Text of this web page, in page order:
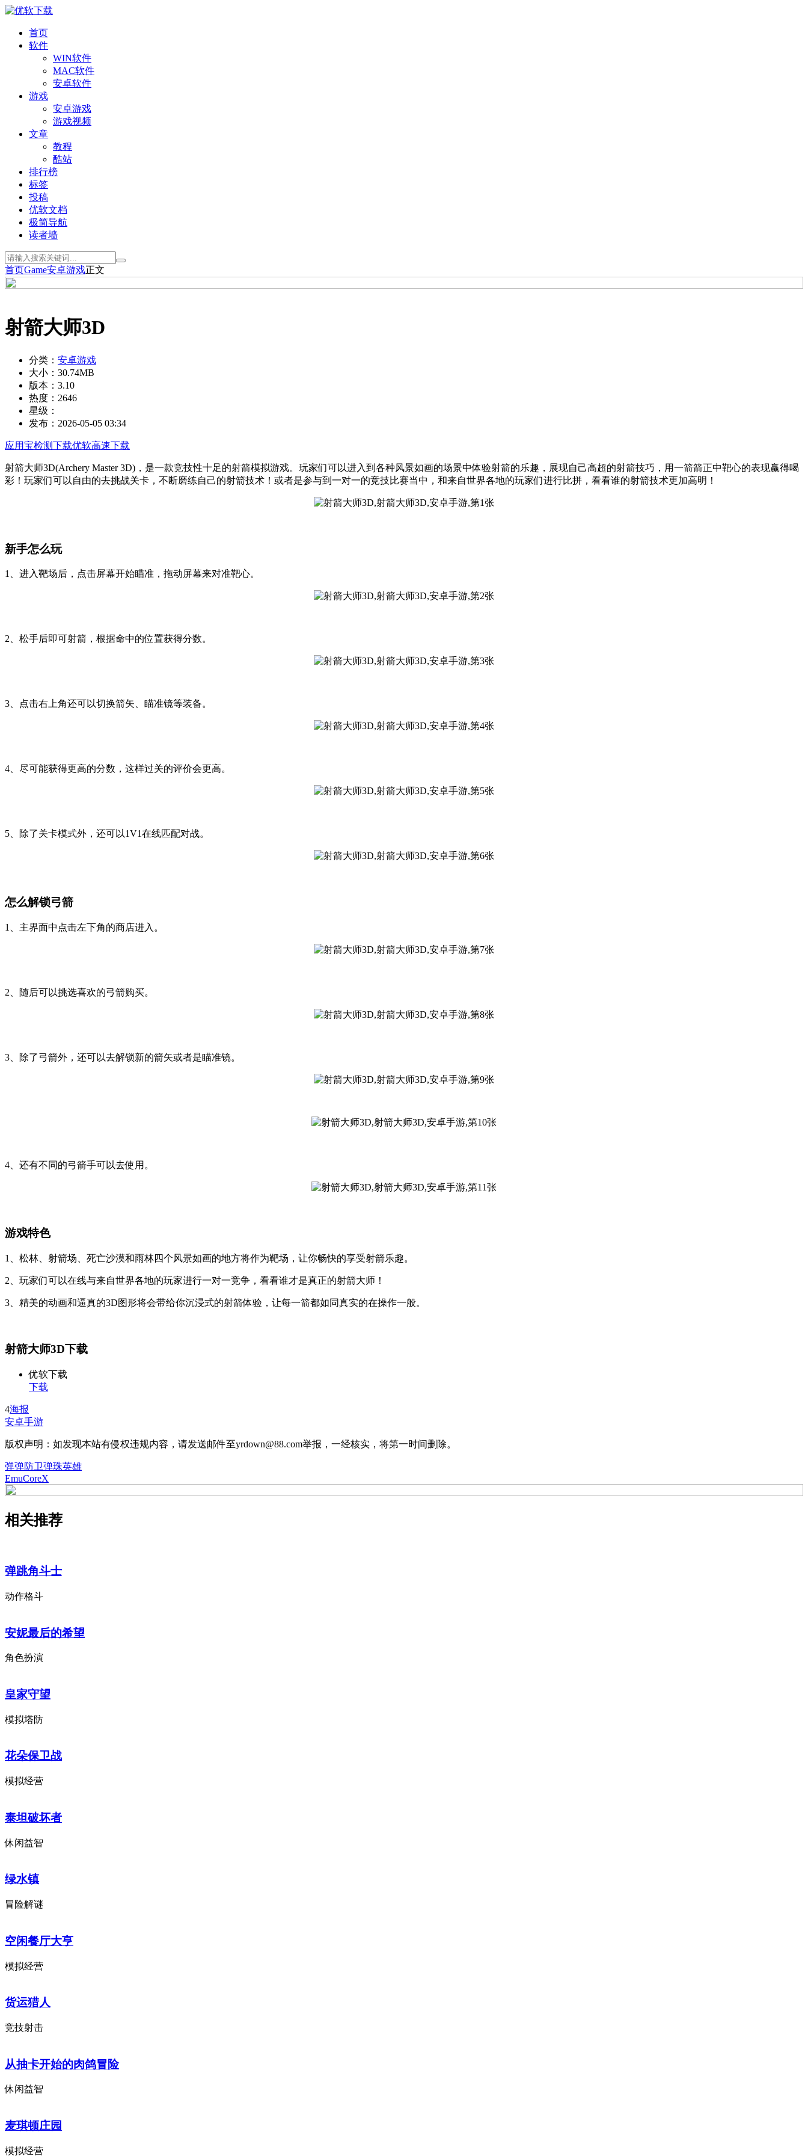
首页
软件
WIN软件
MAC软件
安卓软件
游戏
安卓游戏
游戏视频
文章
教程
酷站
排行榜
标签
投稿
优软文档
极简导航
读者墙
首页Game安卓游戏正文
射箭大师3D
分类： 安卓游戏
大小： 30.74MB
版本： 3.10
热度： 2646
星级：
发布： 2026-05-05 03:34
应用宝检测下载优软高速下载
射箭大师3D(Archery Master 3D)，是一款竞技性十足的射箭模拟游戏。玩家们可以进入到各种风景如画的场景中体验射箭的乐趣，展现自己高超的射箭技巧，用一箭箭正中靶心的表现赢得喝
彩！玩家们可以自由的去挑战关卡，不断磨练自己的射箭技术！或者是参与到一对一的竞技比赛当中，和来自世界各地的玩家们进行比拼，看看谁的射箭技术更加高明！
新手怎么玩
1、进入靶场后，点击屏幕开始瞄准，拖动屏幕来对准靶心。
2、松手后即可射箭，根据命中的位置获得分数。
3、点击右上角还可以切换箭矢、瞄准镜等装备。
4、尽可能获得更高的分数，这样过关的评价会更高。
5、除了关卡模式外，还可以1V1在线匹配对战。
怎么解锁弓箭
1、主界面中点击左下角的商店进入。
2、随后可以挑选喜欢的弓箭购买。
3、除了弓箭外，还可以去解锁新的箭矢或者是瞄准镜。
4、还有不同的弓箭手可以去使用。
游戏特色
1、松林、射箭场、死亡沙漠和雨林四个风景如画的地方将作为靶场，让你畅快的享受射箭乐趣。
2、玩家们可以在线与来自世界各地的玩家进行一对一竞争，看看谁才是真正的射箭大师！
3、精美的动画和逼真的3D图形将会带给你沉浸式的射箭体验，让每一箭都如同真实的在操作一般。
射箭大师3D下载
优软下载
下载
4海报
安卓手游
版权声明：如发现本站有侵权违规内容，请发送邮件至yrdown@88.com举报，一经核实，将第一时间删除。
弹弹防卫弹珠英雄
EmuCoreX
相关推荐
弹跳角斗士
动作格斗
安妮最后的希望
角色扮演
皇家守望
模拟塔防
花朵保卫战
模拟经营
泰坦破坏者
休闲益智
绿水镇
冒险解谜
空闲餐厅大亨
模拟经营
货运猎人
竞技射击
从抽卡开始的肉鸽冒险
休闲益智
麦琪顿庄园
模拟经营